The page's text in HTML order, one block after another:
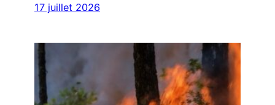
17 juillet 2026